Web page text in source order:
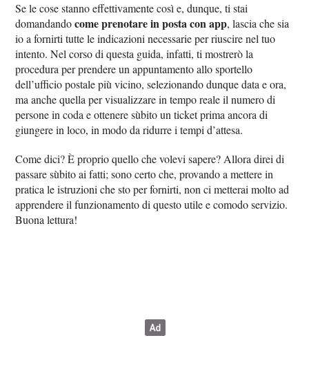
Se le cose stanno effettivamente così e, dunque, ti stai
domandandocome prenotare in posta con app, lascia che sia
io a fornirti tutte le indicazioni necessarie per riuscire nel tuo
intento. Nel corso di questa guida, infatti, ti mostrerò la
procedura per prendere un appuntamento allo sportello
dell’ufficio postale più vicino, selezionando dunque data e ora,
ma anche quella per visualizzare in tempo reale il numero di
persone in coda e ottenere sùbito un ticket prima ancora di
giungere in loco, in modo da ridurre i tempi d’attesa.
Come dici? È proprio quello che volevi sapere? Allora direi di
passare sùbito ai fatti; sono certo che, provando a mettere in
pratica le istruzioni che sto per fornirti, non ci metterai molto ad
apprendere il funzionamento di questo utile e comodo servizio.
Buona lettura!